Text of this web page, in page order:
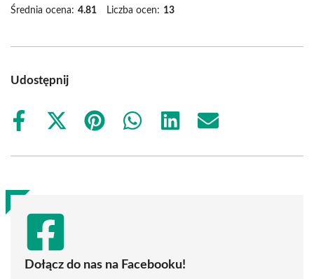
Średnia ocena: 4.81 Liczba ocen: 13
Udostępnij
Share
Share
(Twitter)
Share
Share
Share
Share
Dołącz do nas na Facebooku!